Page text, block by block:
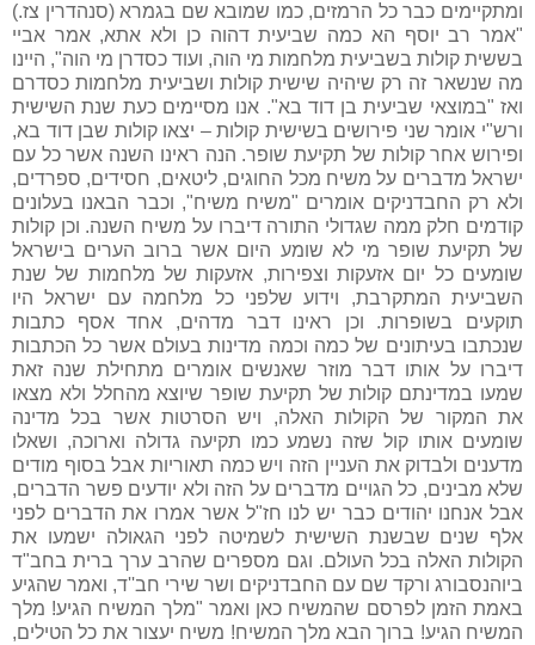
ומתקיימים כבר כל הרמזים, כמו שמובא שם בגמרא (סנהדרין צז.)
"אמר רב יוסף הא כמה שביעית דהוה כן ולא אתא, אמר אביי
בששית קולות בשביעית מלחמות מי הוה, ועוד כסדרן מי הוה", היינו
מה שנשאר זה רק שיהיה שישית קולות ושביעית מלחמות כסדרם
ואז "במוצאי שביעית בן דוד בא". אנו מסיימים כעת שנת השישית
ורש"י אומר שני פירושים בשישית קולות – יצאו קולות שבן דוד בא,
ופירוש אחר קולות של תקיעת שופר. הנה ראינו השנה אשר כל עם
ישראל מדברים על משיח מכל החוגים, ליטאים, חסידים, ספרדים,
ולא רק החבדניקים אומרים "משיח משיח", וכבר הבאנו בעלונים
קודמים חלק ממה שגדולי התורה דיברו על משיח השנה. וכן קולות
של תקיעת שופר מי לא שומע היום אשר ברוב הערים בישראל
שומעים כל יום אזעקות וצפירות, אזעקות של מלחמות של שנת
השביעית המתקרבת, וידוע שלפני כל מלחמה עם ישראל היו
תוקעים בשופרות. וכן ראינו דבר מדהים, אחד אסף כתבות
שנכתבו בעיתונים של כמה וכמה מדינות בעולם אשר כל הכתבות
דיברו על אותו דבר מוזר שאנשים אומרים מתחילת שנה זאת
שמעו במדינתם קולות של תקיעת שופר שיוצא מהחלל ולא מצאו
את המקור של הקולות האלה, ויש הסרטות אשר בכל מדינה
שומעים אותו קול שזה נשמע כמו תקיעה גדולה וארוכה, ושאלו
מדענים ולבדוק את העניין הזה ויש כמה תאוריות אבל בסוף מודים
שלא מבינים, כל הגויים מדברים על הזה ולא יודעים פשר הדברים,
אבל אנחנו יהודים כבר יש לנו חז"ל אשר אמרו את הדברים לפני
אלף שנים שבשנת השישית לשמיטה לפני הגאולה ישמעו את
הקולות האלה בכל העולם. וגם מספרים שהרב ערך ברית בחב"ד
ביוהנסבורג ורקד שם עם החבדניקים ושר שירי חב''ד, ואמר שהגיע
באמת הזמן לפרסם שהמשיח כאן ואמר "מלך המשיח הגיע! מלך
המשיח הגיע! ברוך הבא מלך המשיח! משיח יעצור את כל הטילים,